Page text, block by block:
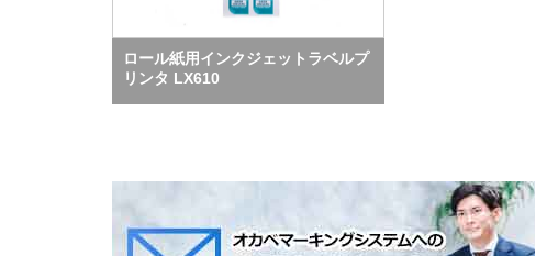
ロール紙用インクジェットラベルプ
リンタ LX610